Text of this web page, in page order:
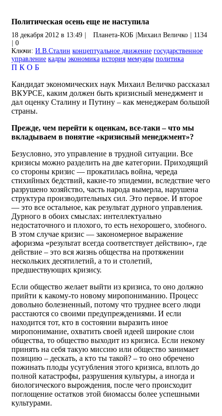
Политическая осень еще не наступила
18 декабря 2012 в 13:49 Планета-КОБ Михаил Величко
1134
0
Ключи: И.В.Сталин концептуальное движение государственное
управление кадры экономика история мемуары политика
П К О Б
Кандидат экономических наук Михаил Величко рассказал
ВКУРСЕ, каким должен быть кризисный менеджмент и
дал оценку Сталину и Путину – как менеджерам большой
страны.
Прежде, чем перейти к оценкам, все-таки – что мы
вкладываем в понятие «кризисный менеджмент»?
Безусловно, это управление в трудной ситуации. Все
кризисы можно разделить на две категории. Приходящий
со стороны кризис — прокатилась война, череда
стихийных бедствий, какие-то эпидемии, вследствие чего
разрушено хозяйство, часть народа вымерла, нарушена
структура производительных сил. Это первое. И второе
— это все остальное, как результат дурного управления.
Дурного в обоих смыслах: интеллектуально
недостаточного и плохого, то есть нехорошего, злобного.
В этом случае кризис — закономерное выражение
афоризма «результат всегда соответствует действию», где
действие – это вся жизнь общества на протяжении
нескольких десятилетий, а то и столетий,
предшествующих кризису.
Если общество желает выйти из кризиса, то оно должно
прийти к какому-то новому миропониманию. Процесс
довольно болезненный, потому что труднее всего люди
расстаются со своими предупреждениями. И если
находится тот, кто в состоянии выразить иное
миропонимание, охватить своей идеей широкие слои
общества, то общество выходит из кризиса. Если некому
принять на себя такую миссию или общество занимает
позицию – дескать, а кто ты такой? – то оно обречено
пожинать плоды усугубления этого кризиса, вплоть до
полной катастрофы, разрушения культуры, а иногда и
биологического вырождения, после чего происходит
поглощение остатков этой биомассы более успешными
культурами.